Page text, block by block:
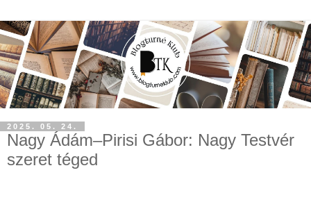
2025. 05. 24.
Nagy Ádám–Pirisi Gábor: Nagy Testvér
szeret téged